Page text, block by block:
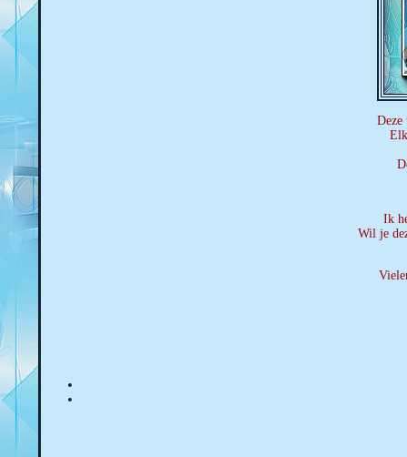
Deze
Ik
Wil je